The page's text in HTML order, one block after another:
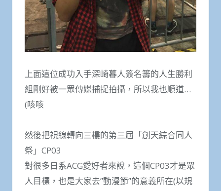
上面這位成功入手深崎暮人簽名籌的人生勝利
組剛好被一眾傳媒捕捉拍攝，所以我也順道…
(咳咳
然後把視線轉向三樓的第三屆「創天綜合同人
祭」CP03
對很多日系ACG愛好者來說，這個CP03才是眾
人目標，也是大家去”動漫節”的意義所在(以規